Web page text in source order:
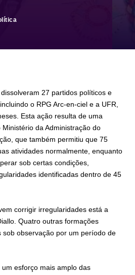
27 partidos políticos e
o RPG Arc-en-ciel e a UFR,
Esta ação resulta de uma
da Administração do
que também permitiu que 75
atividades normalmente, enquanto
sob certas condições,
identificadas dentro de 45
corrigir irregularidades está a
Quatro outras formações
sob observação por um período de
esforço mais amplo das